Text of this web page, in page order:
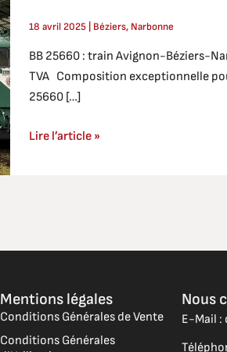
18 avril 2025 Béziers, Narbonne
BB 25660 : train Avignon-Béziers-
TVA Composition exceptionnelle
25660 […]
avec
trois
voitures
Lire l’article »
Mentions légales
Conditions Générales de Vente
Conditions Générales
Nous
E-Mail